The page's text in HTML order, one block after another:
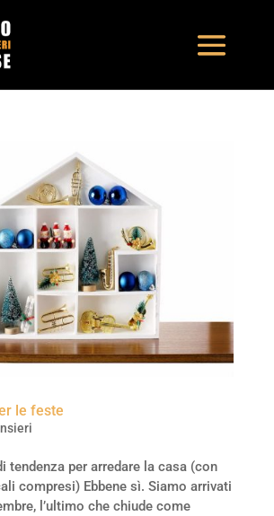
le feste
tendenza per arredare la casa (con
compresi) Ebbene sì. Siamo arrivati
l’ultimo che chiude come